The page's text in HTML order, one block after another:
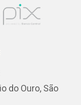
do Ouro, São